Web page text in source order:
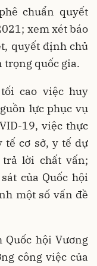
chuẩn quyết
xem xét báo
quyết định chủ
trọng quốc gia.
cao việc huy
lực phục vụ
19, việc thực
tế cơ sở, y tế dự
lời chất vấn;
của Quốc hội
một số vấn đề
hội Vương
công việc của